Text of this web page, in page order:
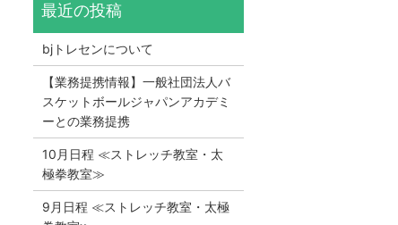
bjトレセンについて
【業務提携情報】一般社団法人バ
スケットボールジャパンアカデミ
ーとの業務提携
10月日程 ≪ストレッチ教室・太
極拳教室≫
9月日程 ≪ストレッチ教室・太極